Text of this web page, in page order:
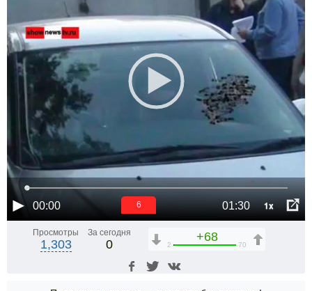
00:00 01:30 1x
6
Просмотры
1,303
За сегодня
0
+68
2 70